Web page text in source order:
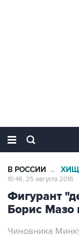
В РОССИИ →
10:46, 25 августа 2016
Фигурант
Борис Мазо
Чиновника